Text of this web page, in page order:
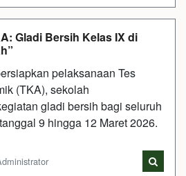
Gladi Bersih Kelas IX di
pelaksanaan Tes
(TKA), sekolah
gladi bersih bagi seluruh
9 hingga 12 Maret 2026.